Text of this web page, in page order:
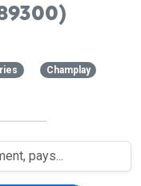
Champlay